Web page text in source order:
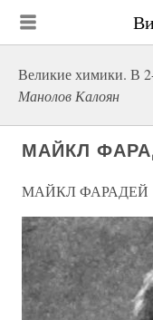
Великие химики. В
Манолов Калоян
МАЙКЛ
МАЙКЛ ФАРАДЕЙ